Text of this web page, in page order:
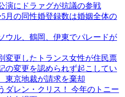
演にドラァグが抗議の参戦
5月の同性婚登録数は婚姻全体の
ウル、鶴岡、伊東でパレードが
変更したトランス女性が住民票
の変更を認められず起こしてい
東京地裁が請求を棄却
ダレン・クリス！ 今年のトニー